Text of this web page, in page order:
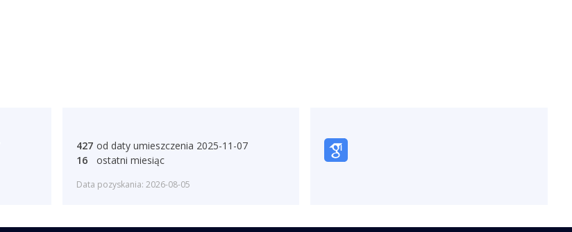
427 od daty umieszczenia 2025-11-07
16
ostatni miesiąc
Data pozyskania: 2026-08-05